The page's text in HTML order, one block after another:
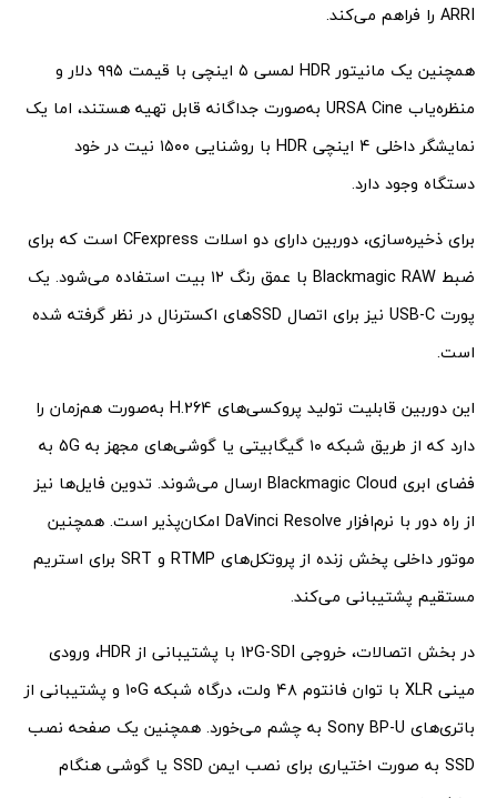
ARRI را فراهم می‌کند.
همچنین یک مانیتور HDR لمسی ۵ اینچی با قیمت ۹۹۵ دلار و
منظره‌یاب URSA Cine به‌صورت جداگانه قابل تهیه هستند، اما یک
نمایشگر داخلی ۴ اینچی HDR با روشنایی ۱۵۰۰ نیت در خود
دستگاه وجود دارد.
برای ذخیره‌سازی، دوربین دارای دو اسلات CFexpress است که برای
ضبط Blackmagic RAW با عمق رنگ ۱۲ بیت استفاده می‌شود. یک
پورت USB-C نیز برای اتصال SSDهای اکسترنال در نظر گرفته شده
است.
این دوربین قابلیت تولید پروکسی‌های H.264 به‌صورت هم‌زمان را
دارد که از طریق شبکه ۱۰ گیگابیتی یا گوشی‌های مجهز به 5G به
فضای ابری Blackmagic Cloud ارسال می‌شوند. تدوین فایل‌ها نیز
از راه دور با نرم‌افزار DaVinci Resolve امکان‌پذیر است. همچنین
موتور داخلی پخش زنده از پروتکل‌های RTMP و SRT برای استریم
مستقیم پشتیبانی می‌کند.
در بخش اتصالات، خروجی 12G-SDI با پشتیبانی از HDR، ورودی
مینی XLR با توان فانتوم ۴۸ ولت، درگاه شبکه 10G و پشتیبانی از
باتری‌های Sony BP-U به چشم می‌خورد. همچنین یک صفحه نصب
SSD به صورت اختیاری برای نصب ایمن SSD یا گوشی هنگام